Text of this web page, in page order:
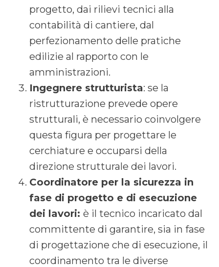
progetto, dai rilievi tecnici alla
contabilità di cantiere, dal
perfezionamento delle pratiche
edilizie al rapporto con le
amministrazioni.
Ingegnere strutturista: se la
ristrutturazione prevede opere
strutturali, è necessario coinvolgere
questa figura per progettare le
cerchiature e occuparsi della
direzione strutturale dei lavori.
Coordinatore per la sicurezza in
fase di progetto e di esecuzione
dei lavori: è il tecnico incaricato dal
committente di garantire, sia in fase
di progettazione che di esecuzione, il
coordinamento tra le diverse